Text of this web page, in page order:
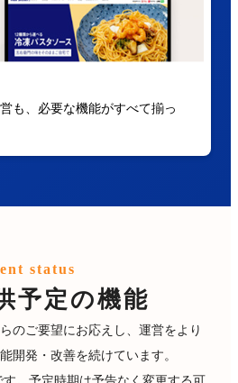
も、必要な機能がすべて揃っ
status
予定の機能
のご要望にお応えし、運営をより
開発・改善を続けています。